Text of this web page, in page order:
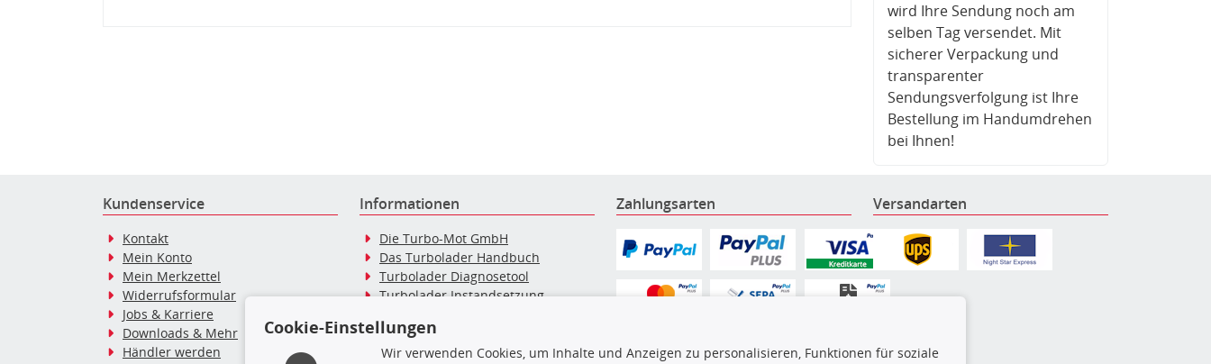
wird Ihre Sendung noch am
selben Tag versendet. Mit
sicherer Verpackung und
transparenter
Sendungsverfolgung ist Ihre
Bestellung im Handumdrehen
bei Ihnen!
Kundenservice
Kontakt
Mein Konto
Mein Merkzettel
Widerrufsformular
Jobs & Karriere
Downloads & Mehr
Händler werden
Informationen
Die Turbo-Mot GmbH
Das Turbolader Handbuch
Turbolader Diagnosetool
Turbolader Instandsetzung
Blog: Werkstattinformationen
Turbolader Hersteller
Zahlungsarten Versandarten
Cookie-Einstellungen
Wir verwenden Cookies, um Inhalte und Anzeigen zu personalisieren, Funktionen für soziale